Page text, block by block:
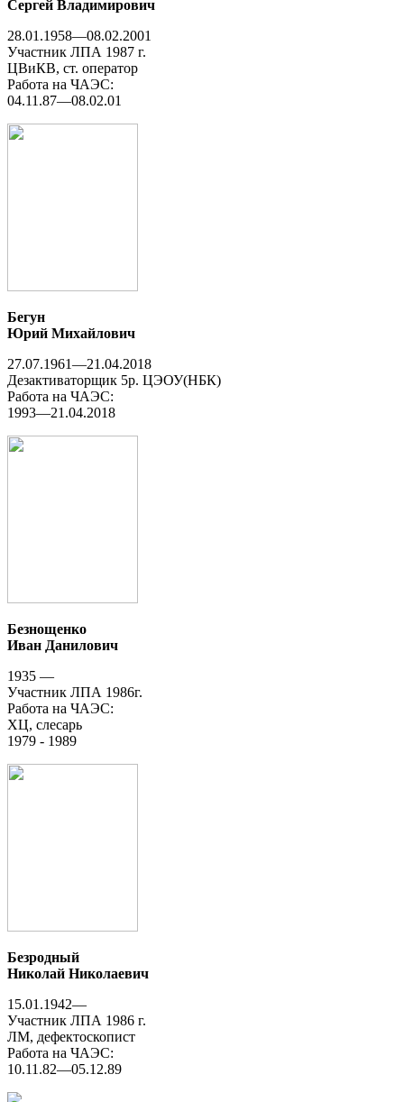
Сергей Владимирович
28.01.1958—08.02.2001
Участник ЛПА 1987 г.
ЦВиКВ, ст. оператор
Работа на ЧАЭС:
04.11.87—08.02.01
Бегун
Юрий Михайлович
27.07.1961—21.04.2018
Дезактиваторщик 5р. ЦЭОУ(НБК)
Работа на ЧАЭС:
1993—21.04.2018
Безнощенко
Иван Данилович
1935 —
Участник ЛПА 1986г.
Работа на ЧАЭС:
ХЦ, слесарь
1979 - 1989
Безродный
Николай Николаевич
15.01.1942—
Участник ЛПА 1986 г.
ЛМ, дефектоскопист
Работа на ЧАЭС:
10.11.82—05.12.89